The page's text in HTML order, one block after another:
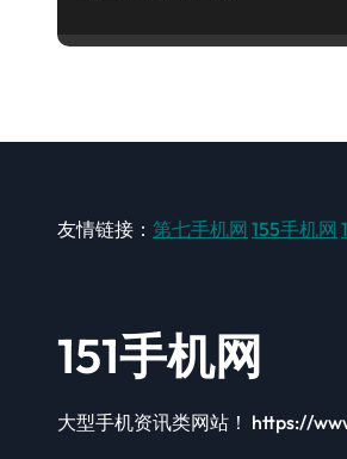
友情链接： 第七手机网 155手机网
151手机网
大型手机资讯类网站！ https://